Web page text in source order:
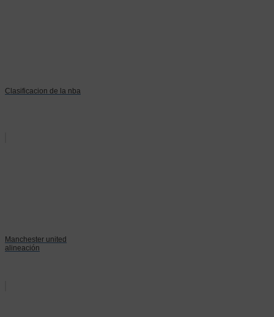
Clasificacion de la nba
Manchester united
alineación